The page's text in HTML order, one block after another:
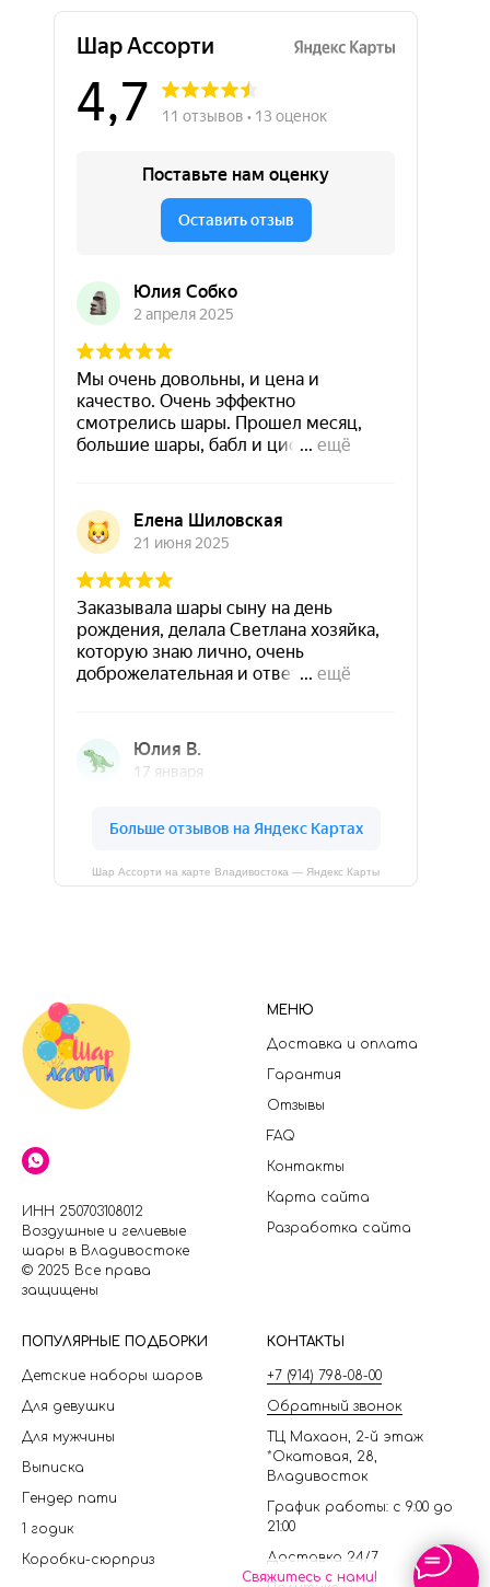
Свяжитесь с нами!
Шар Ассорти на карте Владивостока — Яндекс Карты
ИНН 250703108012
Воздушные и гелиевые
шары в Владивостоке
© 2025 Все права
защищены
МЕНЮ
Доставка и оплата
Гарантия
Отзывы
FAQ
Контакты
Карта сайта
Разработка сайта
ПОПУЛЯРНЫЕ ПОДБОРКИ
Детские наборы шаров
Для девушки
Для мужчины
Выписка
Гендер пати
1 годик
Коробки-сюрприз
КОНТАКТЫ
+7 (914) 798-08-00
Обратный звонок
ТЦ Махаон, 2-й этаж
*Окатовая, 28,
Владивосток
График работы: с 9:00 до
21:00
Доставка 24/7